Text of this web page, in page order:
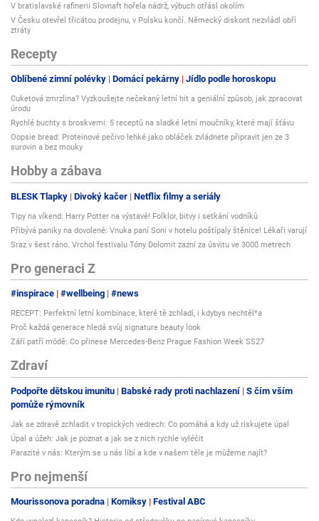
V bratislavské rafinerii Slovnaft hořela nádrž, výbuch otřásl okolím
V Česku otevřel třicátou prodejnu, v Polsku končí. Německý diskont nezvládl obří
ztráty
Recepty
Oblíbené zimní polévky Domácí pekárny Jídlo podle horoskopu
Cuketová zmrzlina? Vyzkoušejte nečekaný letní hit a geniální způsob, jak zpracovat
úrodu
Rychlé buchty s broskvemi: 5 receptů na sladké letní moučníky, které mají šťávu
Oopsie bread: Proteinové pečivo lehké jako obláček zvládnete připravit jen ze 3
surovin a bez mouky
Hobby a zábava
BLESK Tlapky Divoký kačer Netflix filmy a seriály
Tipy na víkend: Harry Potter na výstavě! Folklor, bitvy i setkání vodníků
Přibývá paniky na dovolené: Vnuka paní Soni v hotelu poštípaly štěnice! Lékaři varují
Sraz v šest ráno. Vrchol festivalu Tóny Dolomit zazní za úsvitu ve 3000 metrech
Pro generaci Z
#inspirace #wellbeing #news
RECEPT: Perfektní letní kombinace, které tě zchladí, i kdybys nechtěl*a
Proč každá generace hledá svůj signature beauty look
Září patří módě: Co přinese Mercedes-Benz Prague Fashion Week SS27
Zdraví
Podpořte dětskou imunitu Babské rady proti nachlazení S čím vším
pomůže rýmovník
Jak se zdravě zchladit v tropických vedrech: Co pomáhá a kdy už riskujete úpal
Úpal a úžeh: Jak je poznat a jak se z nich rychle vyléčit
Parazité v nás: Kterým se u nás líbí a kde v našem těle je můžeme najít?
Pro nejmenší
Mourissonova poradna Komiksy Festival ABC